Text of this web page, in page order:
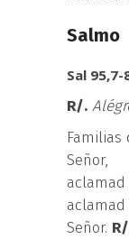
Salmo
Sal
R/.
Señor,
Señor.